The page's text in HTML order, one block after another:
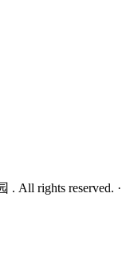
. All rights reserved. ·